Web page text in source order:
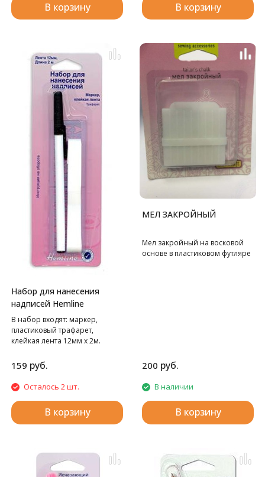
В корзину В корзину
Набор для нанесения
надписей Hemline
В набор входят: маркер,
пластиковый трафарет,
клейкая лента 12мм х 2м.
159 руб.
Осталось 2 шт.
В корзину
МЕЛ ЗАКРОЙНЫЙ
Мел закройный на восковой
основе в пластиковом футляре
200 руб.
В наличии
В корзину